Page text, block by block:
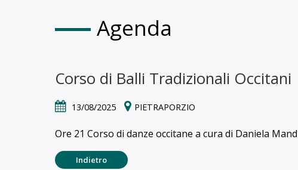
Agenda
Corso di Balli Tradizionali Occitani
13/08/2025 PIETRAPORZIO
Ore 21 Corso di danze occitane a cura di Daniela
Indietro